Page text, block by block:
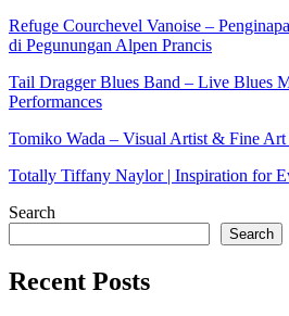
Refuge Courchevel Vanoise –
di Pegunungan Alpen Prancis
Tail Dragger Blues Band – Live Blues
Performances
Tomiko Wada – Visual Artist & Fine
Totally Tiffany Naylor | Inspiration for
Search
Search
Recent Posts